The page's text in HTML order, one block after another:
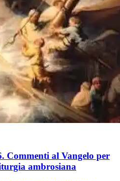
Commenti al Vangelo per
ambrosiana